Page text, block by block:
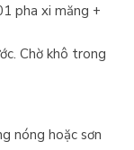
pha xi măng +
Chờ khô trong
nóng hoặc sơn